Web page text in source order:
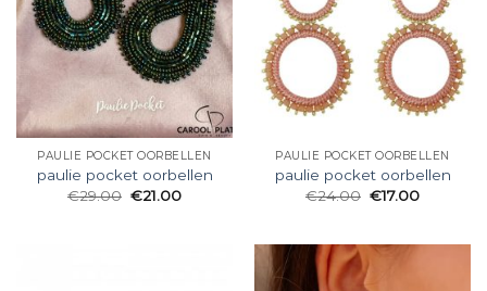
PAULIE POCKET OORBELLEN
paulie pocket oorbellen
€29.00 €21.00
PAULIE POCKET OORBELLEN
paulie pocket oorbellen
€24.00 €17.00